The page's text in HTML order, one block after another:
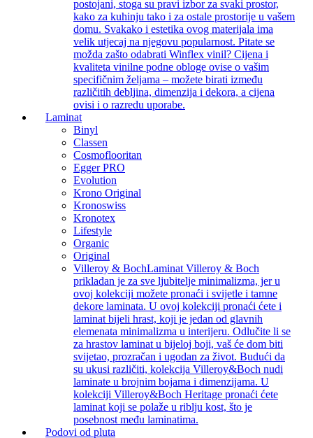
postojani, stoga su pravi izbor za svaki prostor,
kako za kuhinju tako i za ostale prostorije u vašem
domu. Svakako i estetika ovog materijala ima
velik utjecaj na njegovu popularnost. Pitate se
možda zašto odabrati Winflex vinil? Cijena i
kvaliteta vinilne podne obloge ovise o vašim
specifičnim željama – možete birati između
različitih debljina, dimenzija i dekora, a cijena
ovisi i o razredu uporabe.
Laminat
Binyl
Classen
Cosmoflooritan
Egger PRO
Evolution
Krono Original
Kronoswiss
Kronotex
Lifestyle
Organic
Original
Villeroy & BochLaminat Villeroy & Boch
prikladan je za sve ljubitelje minimalizma, jer u
ovoj kolekciji možete pronaći i svijetle i tamne
dekore laminata. U ovoj kolekciji pronaći ćete i
laminat bijeli hrast, koji je jedan od glavnih
elemenata minimalizma u interijeru. Odlučite li se
za hrastov laminat u bijeloj boji, vaš će dom biti
svijetao, prozračan i ugodan za život. Budući da
su ukusi različiti, kolekcija Villeroy&Boch nudi
laminate u brojnim bojama i dimenzijama. U
kolekciji Villeroy&Boch Heritage pronaći ćete
laminat koji se polaže u riblju kost, što je
posebnost među laminatima.
Podovi od pluta